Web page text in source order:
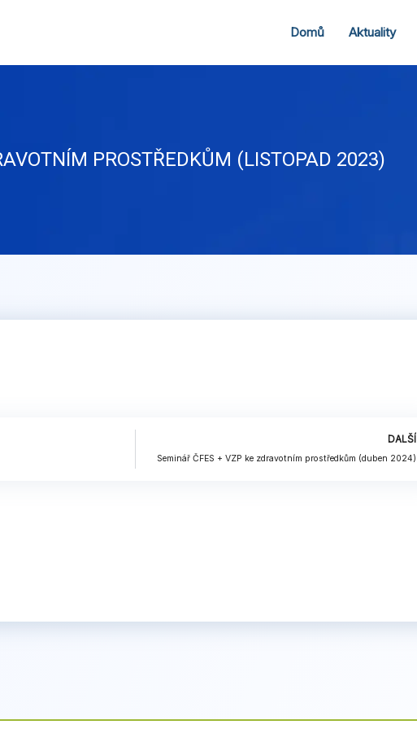
Domů Aktuality
PROSTŘEDKŮM (LISTOPAD 2023)
DALŠÍ
Seminář ČFES + VZP ke zdravotním prostředkům (duben 2024)